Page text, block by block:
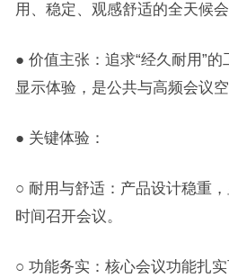
用、稳定、观感舒适的全天候会
● 价值主张：追求“经久耐用”的
显示体验，是公共与高频会议空
● 关键体验：
○ 耐用与舒适：产品设计稳重
时间召开会议。
○ 功能务实：核心会议功能扎